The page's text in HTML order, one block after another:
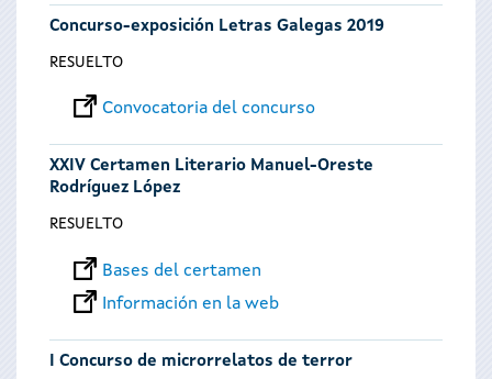
Concurso-exposición Letras Galegas 2019
RESUELTO
Convocatoria del concurso
XXIV Certamen Literario Manuel-Oreste
Rodríguez López
RESUELTO
Bases del certamen
Información en la web
I Concurso de microrrelatos de terror